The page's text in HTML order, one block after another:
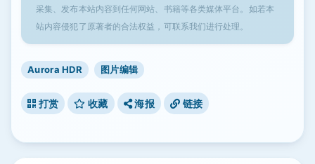
采集、发布本站内容到任何网站、书籍等各类媒体平台。如若本
站内容侵犯了原著者的合法权益，可联系我们进行处理。
Aurora HDR 图片编辑
打赏 收藏 海报 链接